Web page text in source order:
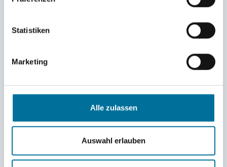
Statistiken
Marketing
Alle zulassen
Auswahl erlauben
Infos zum Törn
Törn 2024/25
Törn 2025/26
Blog Sommer-Törns 2022
Unsere Schiffe
Unsere Crew
Summer 2022